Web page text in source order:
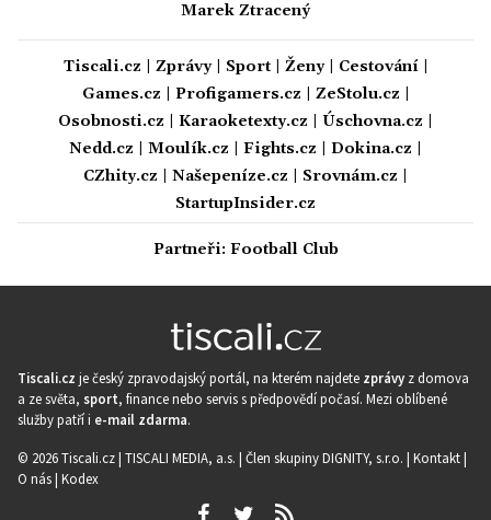
Marek Ztracený
Tiscali.cz Zprávy| Sport| Ženy| Cestování|
Games.cz
Profigamers.cz ZeStolu.cz
Osobnosti.cz
Karaoketexty.cz Úschovna.cz
Nedd.cz
Moulík.cz Fights.cz Dokina.cz
CZhity.cz
Našepeníze.cz Srovnám.cz
StartupInsider.cz
Partneři: Football Club
Tiscali.cz je český zpravodajský portál, na kterém najdete zprávy z domova
a ze světa, sport, finance nebo servis s předpovědí počasí. Mezi oblíbené
služby patří i e-mail zdarma.
© 2026 Tiscali.cz | TISCALI MEDIA, a.s. | Člen skupiny DIGNITY, s.r.o. | Kontakt|
O nás| Kodex